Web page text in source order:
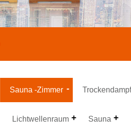
Sauna -Zimmer
Lichtwellenraum Sauna